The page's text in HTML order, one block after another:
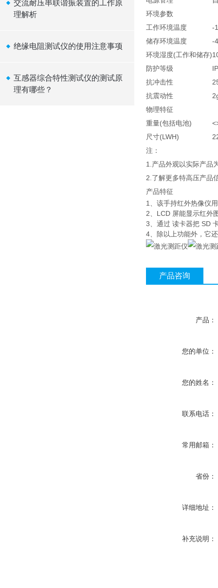
交流耐压串联谐振装置的工作原
理解析
绝缘电阻测试仪的使用注意事项
互感器综合特性测试仪的测试原
理有哪些？
环境参数
工作环境温度
-
储存环境温度
-
环境湿度(工作和储存)
防护等级
抗冲击性
抗震动性
物理特征
重量(包括电池)
尺寸(LWH)
注：
1.产品外观以实际产品
2.了解更多特高压产品
产品特征
1、该手持红外热像仪
2、LCD 屏能显示红外
3、通过 读卡器把 SD
4、除以上功能外，它
产品咨询
产品：
您的单位：
您的姓名：
联系电话：
常用邮箱：
省份：
详细地址：
补充说明：